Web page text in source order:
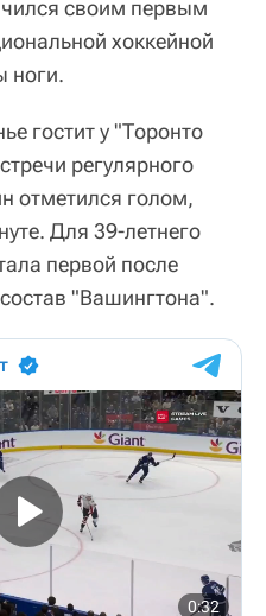
своим первым
хоккейной
ноги.
гостит у "Торонто
регулярного
отметился голом,
Для 39-летнего
первой после
"Вашингтона".